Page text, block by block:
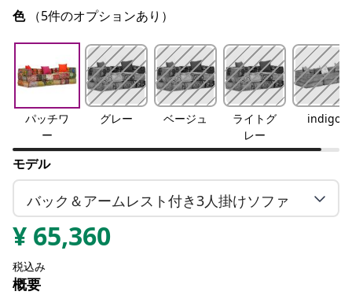
色 （5件のオプションあり）
パッチワ
ー
グレー ベージュ
ライトグ
レー
indigo
モデル
バック＆アームレスト付き3人掛けソファ
¥ 65,360
税込み
概要